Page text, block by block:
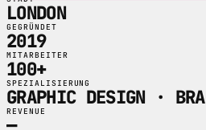
LONDON
GEGRÜNDET
2019
MITARBEITER
100+
SPEZIALISIERUNG
GRAPHIC DESIGN ·
REVENUE
—